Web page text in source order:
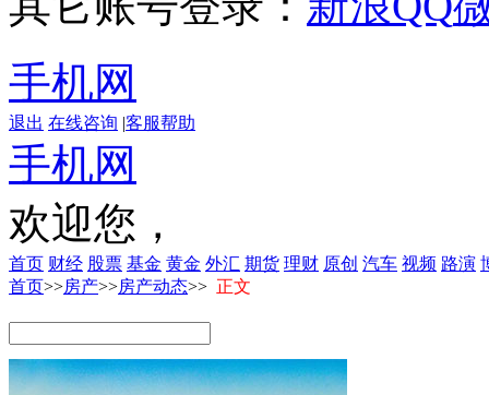
手机网
退出 在线咨询 |客服帮助
手机网
欢迎您，
首页 财经 股票 基金 黄金 外汇 期货 理财 原创 汽车 视频 路演
首页>>房产>>房产动态>> 正文